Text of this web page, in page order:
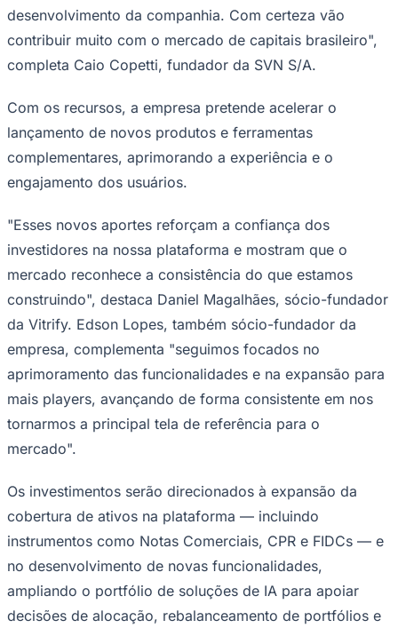
Competições de Futebol
Brasileirão Série A
Brasileirão Série B
Paulistão
Libertadores
Copa América
Champions League
La Liga
Mundial 2026
Times - Ir direto
desenvolvimento da companhia. Com certeza vão
contribuir muito com o mercado de capitais brasileiro",
completa Caio Copetti, fundador da SVN S/A.
Com os recursos, a empresa pretende acelerar o
lançamento de novos produtos e ferramentas
complementares, aprimorando a experiência e o
engajamento dos usuários.
"Esses novos aportes reforçam a confiança dos
investidores na nossa plataforma e mostram que o
mercado reconhece a consistência do que estamos
construindo", destaca Daniel Magalhães, sócio-fundador
da Vitrify. Edson Lopes, também sócio-fundador da
empresa, complementa "seguimos focados no
aprimoramento das funcionalidades e na expansão para
mais players, avançando de forma consistente em nos
tornarmos a principal tela de referência para o
mercado".
Os investimentos serão direcionados à expansão da
cobertura de ativos na plataforma — incluindo
instrumentos como Notas Comerciais, CPR e FIDCs — e
no desenvolvimento de novas funcionalidades,
ampliando o portfólio de soluções de IA para apoiar
decisões de alocação, rebalanceamento de portfólios e